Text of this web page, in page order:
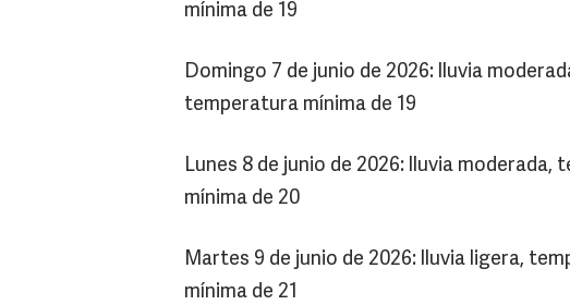
mínima de 19
Domingo 7 de junio de 2026: lluvia
temperatura mínima de 19
Lunes 8 de junio de 2026: lluvia
mínima de 20
Martes 9 de junio de 2026: lluvia ligera,
mínima de 21